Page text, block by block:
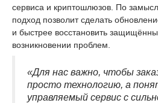
сервиса и криптошлюзов. По
подход позволит сделать
и быстрее восстановить
возникновении проблем.
«Для нас важно, чтобы
просто технологию, а
управляемый сервис с